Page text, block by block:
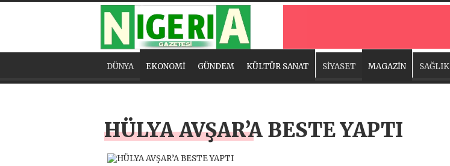
DÜNYA EKONOMİ GÜNDEM KÜLTÜR SANAT SİYASET MAGAZİN SAĞLIK
HÜLYA AVŞAR’A BESTE YAPTI